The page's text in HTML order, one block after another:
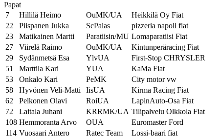
Papat
7
Hillilä Heimo OuMK/UA
Heikkilä Oy Fiat
22
Piispanen Jukka ScPalas
pizzeria napoli fiat
23
Matikainen Martti Paratiisin/MU Lomaparatiisi Fiat
27
Viirelä Raimo OuMK/UA
Kintunperäracing Fiat
29
Sydänmetsä Esa YlvUA
First-Stop CHRYSLER
51
Marttila Kari YUA
KaMa Fiat
53
Onkalo Kari PeMK
City motor vw
58
Hyvönen Veli-Matti IisUA
Kirma Racing Fiat
62
Pelkonen Olavi RoiUA
LapinAuto-Osa Fiat
72
Laitala Juhani KRRMK/UA Tilipalvelu Olkkola Fiat
108 Hemmoranta Arvo OUA
Euromaster Ford
114 Vuosaari Antero Ratec Team Lossi-baari fiat